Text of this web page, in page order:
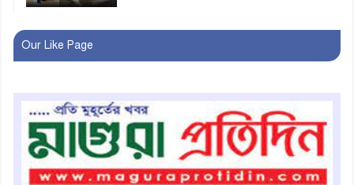
অনূর্ধ্ব-১৭ জাতীয় চ্যাম্পিয়ন মাগুরা
রোববার থেকে ভারতীয় ট্যুরিস্ট
ভিসা চালু
মাগুরায় জাতীয় ভিটামিন ‘এ’ প্লাস
Our Like Page